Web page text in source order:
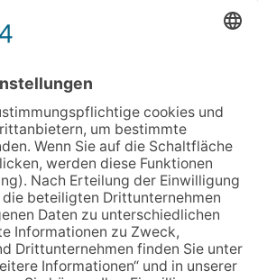
die Zukunft der Stadt
Königstein
Gewinnspiel zum Start ins
Schuljahr
„Rock auf der Burg“ lässt
Königstein beben
„Freundschaft, das ist wie
Heimat“ – Lions-Präsident
Jürgen Rohrmann setzt auf
Gemeinschaft und Bewährtes